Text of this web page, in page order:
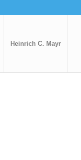
Heinrich C. Mayr